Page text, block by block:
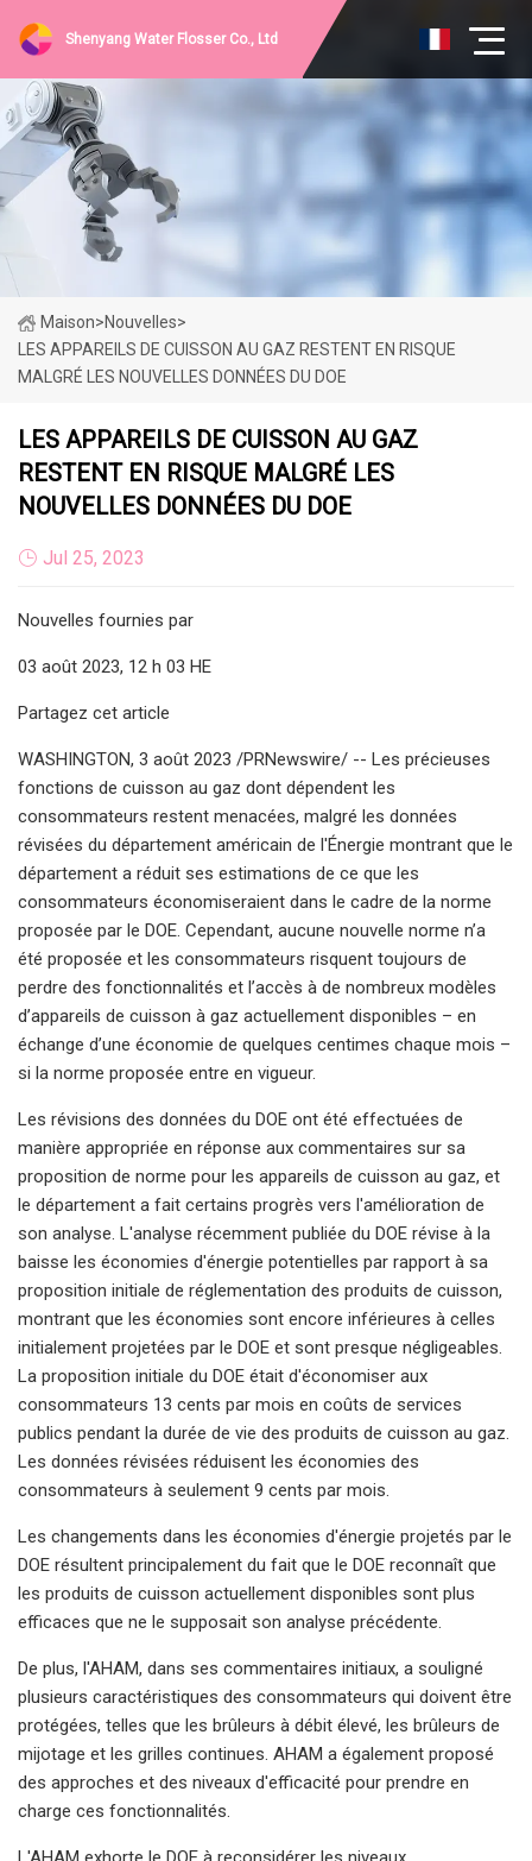
Shenyang Water Flosser Co., Ltd
Maison>Nouvelles>
LES APPAREILS DE CUISSON AU GAZ RESTENT EN RISQUE
MALGRÉ LES NOUVELLES DONNÉES DU DOE
LES APPAREILS DE CUISSON AU GAZ
RESTENT EN RISQUE MALGRÉ LES
NOUVELLES DONNÉES DU DOE
Jul 25, 2023
Nouvelles fournies par
03 août 2023, 12 h 03 HE
Partagez cet article
WASHINGTON, 3 août 2023 /PRNewswire/ -- Les précieuses
fonctions de cuisson au gaz dont dépendent les
consommateurs restent menacées, malgré les données
révisées du département américain de l'Énergie montrant que le
département a réduit ses estimations de ce que les
consommateurs économiseraient dans le cadre de la norme
proposée par le DOE. Cependant, aucune nouvelle norme n’a
été proposée et les consommateurs risquent toujours de
perdre des fonctionnalités et l’accès à de nombreux modèles
d’appareils de cuisson à gaz actuellement disponibles – en
échange d’une économie de quelques centimes chaque mois –
si la norme proposée entre en vigueur.
Les révisions des données du DOE ont été effectuées de
manière appropriée en réponse aux commentaires sur sa
proposition de norme pour les appareils de cuisson au gaz, et
le département a fait certains progrès vers l'amélioration de
son analyse. L'analyse récemment publiée du DOE révise à la
baisse les économies d'énergie potentielles par rapport à sa
proposition initiale de réglementation des produits de cuisson,
montrant que les économies sont encore inférieures à celles
initialement projetées par le DOE et sont presque négligeables.
La proposition initiale du DOE était d'économiser aux
consommateurs 13 cents par mois en coûts de services
publics pendant la durée de vie des produits de cuisson au gaz.
Les données révisées réduisent les économies des
consommateurs à seulement 9 cents par mois.
Les changements dans les économies d'énergie projetés par le
DOE résultent principalement du fait que le DOE reconnaît que
les produits de cuisson actuellement disponibles sont plus
efficaces que ne le supposait son analyse précédente.
De plus, l'AHAM, dans ses commentaires initiaux, a souligné
plusieurs caractéristiques des consommateurs qui doivent être
protégées, telles que les brûleurs à débit élevé, les brûleurs de
mijotage et les grilles continues. AHAM a également proposé
des approches et des niveaux d'efficacité pour prendre en
charge ces fonctionnalités.